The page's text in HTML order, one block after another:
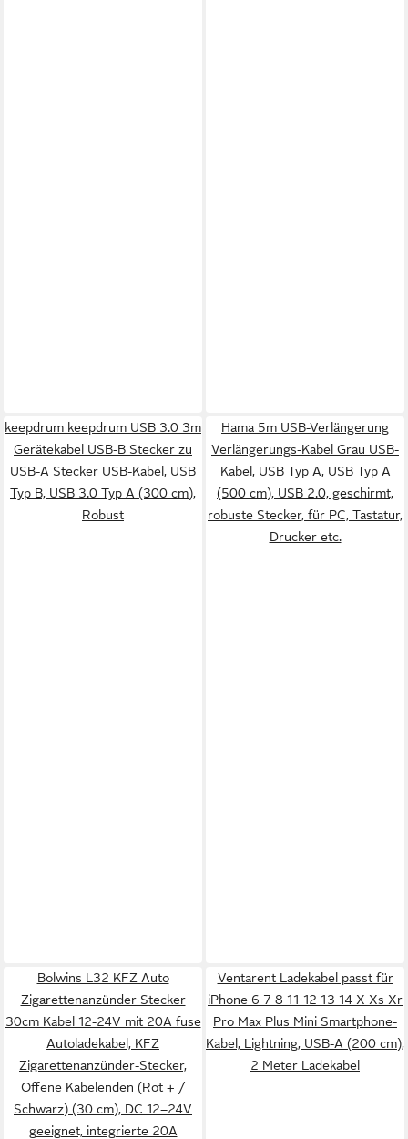
keepdrum keepdrum USB 3.0 3m
Gerätekabel USB-B Stecker zu
USB-A Stecker USB-Kabel, USB
Typ B, USB 3.0 Typ A (300 cm),
Robust
Hama 5m USB-Verlängerung
Verlängerungs-Kabel Grau USB-
Kabel, USB Typ A, USB Typ A
(500 cm), USB 2.0, geschirmt,
robuste Stecker, für PC, Tastatur,
Drucker etc.
Bolwins L32 KFZ Auto
Zigarettenanzünder Stecker
30cm Kabel 12-24V mit 20A fuse
Autoladekabel, KFZ
Zigarettenanzünder-Stecker,
Offene Kabelenden (Rot + /
Schwarz) (30 cm), DC 12–24V
geeignet, integrierte 20A
Ventarent Ladekabel passt für
iPhone 6 7 8 11 12 13 14 X Xs Xr
Pro Max Plus Mini Smartphone-
Kabel, Lightning, USB-A (200 cm),
2 Meter Ladekabel